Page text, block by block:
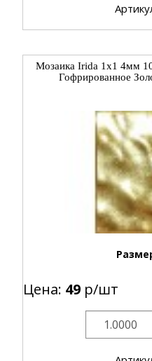
Мозаика Irida 1x1 4мм
Гофрированное
Цена: 49р/шт